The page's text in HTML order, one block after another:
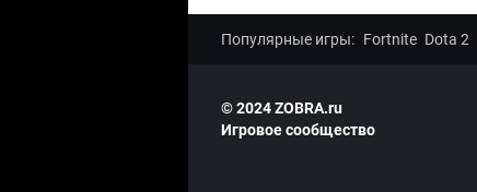
Популярные игры: Fortnite Dota 2
© 2024 ZOBRA.ru
Игровое сообщество